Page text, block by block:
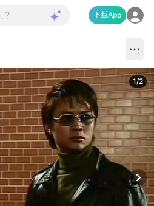
下載App
1/2